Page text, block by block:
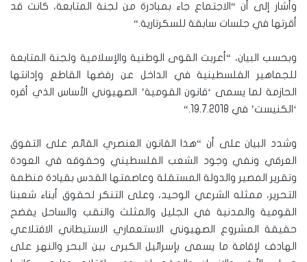
وأشار إلى أن “الاجتماع جاء بمبادرة من لجنة المتابعة، كانت قد
أقرتها في جلسات سابقة للسكرتارية“.
وبحسب البيان، “أعربت القوى الوطنية والإسلامية ولجنة المتابعة
للجماهير الفلسطينية في الداخل عن رفضها القاطع وإدانتها
الحازمة لما يسمى ‘قانون القومية’ الصهيوني الأساس الذي أقره
‘الكنيست’ في 19.7.2018
“.
وشدد البيان على أن “هذا القانون العنصري القائم على التفوق
العرقي ونفي وجود الشعب الفلسطيني وحقوقه في العودة
وتقرير المصير والدولة المستقلة وعاصمتها القدس بقيادة منظمة
التحرير، ممثله الشرعي الوحيد، وعلى التنكر لحقوق أبناء شعبنا
القومية والمدنية في الجليل والمثلث والنقب والساحل يفضح
حقيقة المشروع الصهيوني الاستعماري الاستيطاني الاقتلاعي
الهادف لإقامة ما يسمى بإسرائيل الكبرى بين البحر والنهر على